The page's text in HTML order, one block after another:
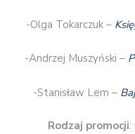
-Olga Tokarczuk –
-Andrzej Muszyński –
-Stanisław Lem –
Rodzaj promocji: